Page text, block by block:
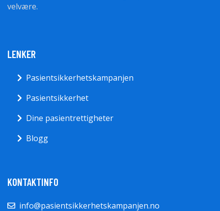
velvære.
LENKER
Pasientsikkerhetskampanjen
Pasientsikkerhet
Dine pasientrettigheter
Blogg
KONTAKTINFO
info@pasientsikkerhetskampanjen.no